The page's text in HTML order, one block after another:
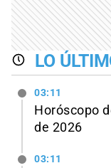
LO
03:11
Horóscopo
de 2026
03:11